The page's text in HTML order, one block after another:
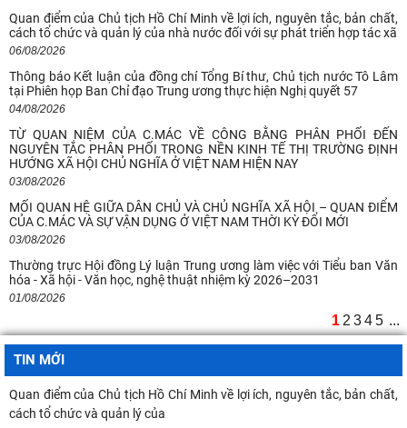
Quan điểm của Chủ tịch Hồ Chí Minh về lợi ích, nguyên tắc, bản chất,
cách tổ chức và quản lý của nhà nước đối với sự phát triển hợp tác xã
06/08/2026
Thông báo Kết luận của đồng chí Tổng Bí thư, Chủ tịch nước Tô Lâm
tại Phiên họp Ban Chỉ đạo Trung ương thực hiện Nghị quyết 57
04/08/2026
TỪ QUAN NIỆM CỦA C.MÁC VỀ CÔNG BẰNG PHÂN PHỐI ĐẾN
NGUYÊN TẮC PHÂN PHỐI TRONG NỀN KINH TẾ THỊ TRƯỜNG ĐỊNH
HƯỚNG XÃ HỘI CHỦ NGHĨA Ở VIỆT NAM HIỆN NAY
03/08/2026
MỐI QUAN HỆ GIỮA DÂN CHỦ VÀ CHỦ NGHĨA XÃ HỘI – QUAN ĐIỂM
CỦA C.MÁC VÀ SỰ VẬN DỤNG Ở VIỆT NAM THỜI KỲ ĐỔI MỚI
03/08/2026
Thường trực Hội đồng Lý luận Trung ương làm việc với Tiểu ban Văn
hóa - Xã hội - Văn học, nghệ thuật nhiệm kỳ 2026–2031
01/08/2026
1 2 345 ...
TIN MỚI
Quan điểm của Chủ tịch Hồ Chí Minh về lợi ích, nguyên tắc, bản chất,
cách tổ chức và quản lý của